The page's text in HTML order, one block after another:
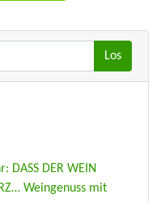
DASS DER WEIN
Weingenuss mit